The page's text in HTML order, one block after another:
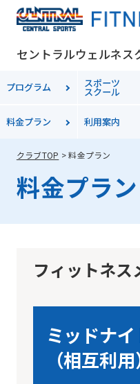
セントラルウェルネス
プログラム スポーツ
スクール
料金プラン 利用案内
クラブTOP 料金プラン
料金プラン
フィットネス
ミッドナ
（相互利用